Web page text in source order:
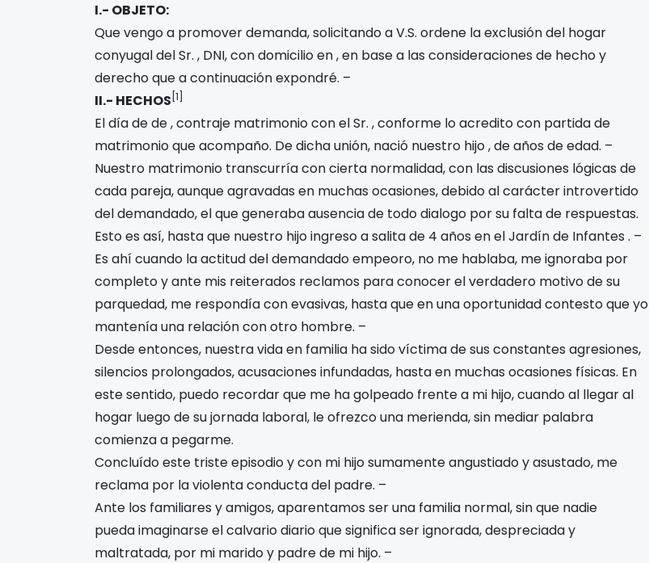
I.- OBJETO:
Que vengo a promover demanda, solicitando a V.S. ordene la exclusión del hogar
conyugal del Sr. , DNI, con domicilio en, en base a las consideraciones de hecho y
derecho que a continuación expondré. –
II.- HECHOS [1]
El díadede, contraje matrimonio con el Sr. , conforme lo acredito con partida de
matrimonio que acompaño. De dicha unión, nació nuestro hijo, deaños de edad. –
Nuestro matrimonio transcurría con cierta normalidad, con las discusiones lógicas de
cada pareja, aunque agravadas en muchas ocasiones, debido al carácter introvertido
del demandado, el que generaba ausencia de todo dialogo por su falta de respuestas.
Esto es así, hasta que nuestro hijo ingreso a salita de 4 años en el Jardín de Infantes . –
Es ahí cuando la actitud del demandado empeoro, no me hablaba, me ignoraba por
completo y ante mis reiterados reclamos para conocer el verdadero motivo de su
parquedad, me respondía con evasivas, hasta que en una oportunidad contesto que yo
mantenía una relación con otro hombre. –
Desde entonces, nuestra vida en familia ha sido víctima de sus constantes agresiones,
silencios prolongados, acusaciones infundadas, hasta en muchas ocasiones físicas. En
este sentido, puedo recordar que me ha golpeado frente a mi hijo, cuando al llegar al
hogar luego de su jornada laboral, le ofrezco una merienda, sin mediar palabra
comienza a pegarme.
Concluído este triste episodio y con mi hijo sumamente angustiado y asustado, me
reclama por la violenta conducta del padre. –
Ante los familiares y amigos, aparentamos ser una familia normal, sin que nadie
pueda imaginarse el calvario diario que significa ser ignorada, despreciada y
maltratada, por mi marido y padre de mi hijo. –